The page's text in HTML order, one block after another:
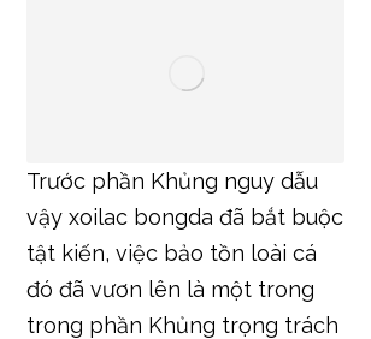
Trước phần Khủng nguy dẫu
vậy xoilac bongda đã bắt buộc
tật kiến, việc bảo tồn loài cá
đó đã vươn lên là một trong
trong phần Khủng trọng trách